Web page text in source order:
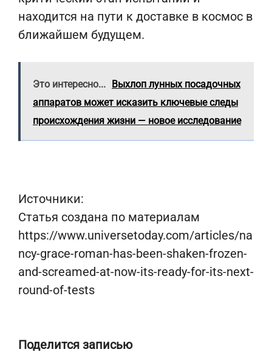
находится на пути к доставке в космос в
ближайшем будущем.
Это интересно... Выхлоп лунных посадочных
аппаратов может исказить ключевые следы
происхождения жизни — новое исследование
Источники:
Статья создана по материалам
https://www.universetoday.com/articles/na
ncy-grace-roman-has-been-shaken-frozen-
and-screamed-at-now-its-ready-for-its-next-
round-of-tests
Поделится записью